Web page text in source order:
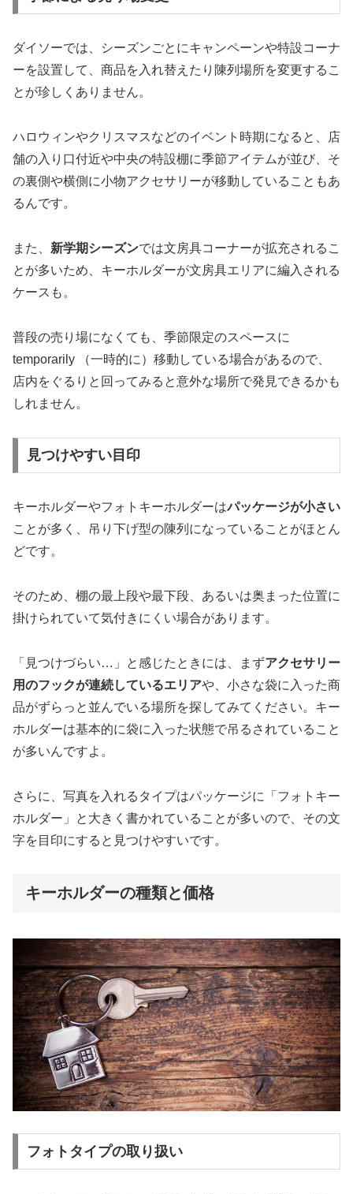
ダイソーでは、シーズンごとにキャンペーンや特設コーナ
ーを設置して、商品を入れ替えたり陳列場所を変更するこ
とが珍しくありません。
ハロウィンやクリスマスなどのイベント時期になると、店
舗の入り口付近や中央の特設棚に季節アイテムが並び、そ
の裏側や横側に小物アクセサリーが移動していることもあ
るんです。
また、 新学期シーズンでは文房具コーナーが拡充されるこ
とが多いため、キーホルダーが文房具エリアに編入される
ケースも。
普段の売り場になくても、季節限定のスペースに
temporarily （一時的に）移動している場合があるので、
店内をぐるりと回ってみると意外な場所で発見できるかも
しれません。
見つけやすい目印
キーホルダーやフォトキーホルダーはパッケージが小さい
ことが多く、吊り下げ型の陳列になっていることがほとん
どです。
そのため、棚の最上段や最下段、あるいは奥まった位置に
掛けられていて気付きにくい場合があります。
「見つけづらい…」と感じたときには、まずアクセサリー
用のフックが連続しているエリアや、小さな袋に入った商
品がずらっと並んでいる場所を探してみてください。キー
ホルダーは基本的に袋に入った状態で吊るされていること
が多いんですよ。
さらに、写真を入れるタイプはパッケージに「フォトキー
ホルダー」と大きく書かれていることが多いので、その文
字を目印にすると見つけやすいです。
キーホルダーの種類と価格
フォトタイプの取り扱い